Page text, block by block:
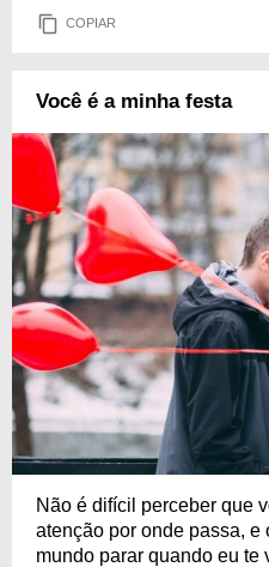
COPIAR
Você é a minha festa
Não é difícil perceber que
atenção por onde passa, e
mundo parar quando eu te